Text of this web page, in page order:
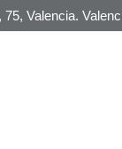
Valencia.